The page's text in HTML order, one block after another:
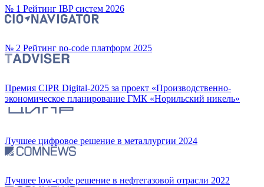
№ 1 Рейтинг IBP систем 2026
№ 2 Рейтинг no-code платформ 2025
Премия CIPR Digital-2025 за проект «Производственно-
экономическое планирование ГМК «Норильский никель»
Лучшее цифровое решение в металлургии 2024
Лучшее low-code решение в нефтегазовой отрасли 2022